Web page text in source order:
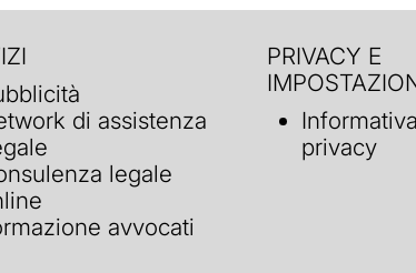
di assistenza
legale
avvocati
PRIVACY E
privacy